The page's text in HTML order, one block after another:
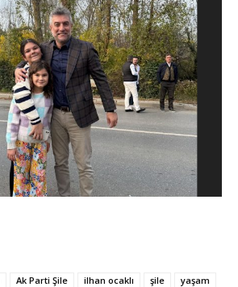
Ak Parti Şile ilhan ocaklı şile yaşam